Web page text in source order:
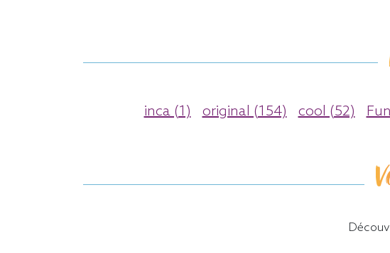
inca (1) original (154) cool (52)